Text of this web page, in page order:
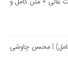
کامل) | محسن چاوشی